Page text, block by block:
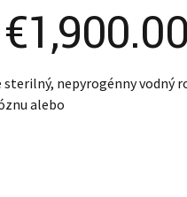
€1,900.00
nepyrogénny vodný
alebo